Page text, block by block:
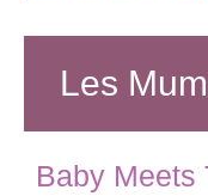
Les
Baby Meets